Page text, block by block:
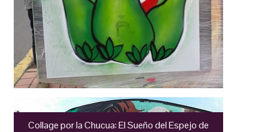
Collage por la Chucua: El Sueño del Espejo de